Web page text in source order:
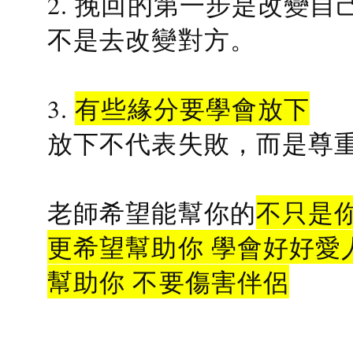
不是去改變對方。
3.有些緣分要學會放下
放下不代表失敗，而是尊
老師希望能幫你的不只是
更希望幫助你 學會好好愛
幫助你 不要傷害伴侶